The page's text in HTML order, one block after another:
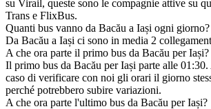
su Virail, queste sono le compagnie attive su
Trans e FlixBus.
Quanti bus vanno da Bacău a Iași ogni giorno?
Da Bacău a Iași ci sono in media 2
A che ora parte il primo bus da Bacău per Iași?
Il primo bus da Bacău per Iași parte alle
caso di verificare con noi gli orari il giorno
perché potrebbero subire variazioni.
A che ora parte l'ultimo bus da Bacău per Iași?